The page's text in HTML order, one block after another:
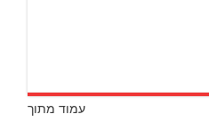
עמוד מתוך